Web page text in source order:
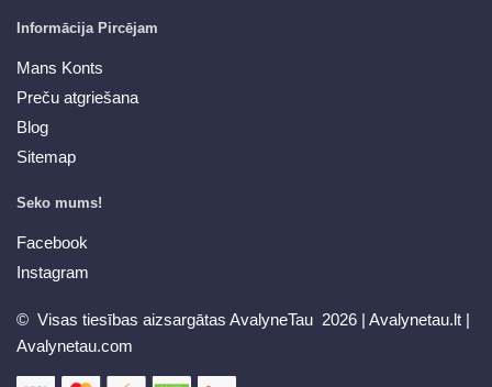
Informācija Pircējam
Mans Konts
Preču atgriešana
Blog
Sitemap
Seko mums!
Facebook
Instagram
© Visas tiesības aizsargātas AvalyneTau 2026 | Avalynetau.lt |
Avalynetau.com